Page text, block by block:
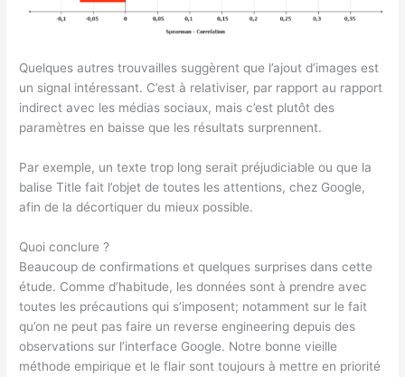
Quelques autres trouvailles suggèrent que l’ajout d’images est
un signal intéressant. C’est à relativiser, par rapport au rapport
indirect avec les médias sociaux, mais c’est plutôt des
paramètres en baisse que les résultats surprennent.
Par exemple, un texte trop long serait préjudiciable ou que la
balise Title fait l’objet de toutes les attentions, chez Google,
afin de la décortiquer du mieux possible.
Quoi conclure ?
Beaucoup de confirmations et quelques surprises dans cette
étude. Comme d’habitude, les données sont à prendre avec
toutes les précautions qui s’imposent; notamment sur le fait
qu’on ne peut pas faire un reverse engineering depuis des
observations sur l’interface Google. Notre bonne vieille
méthode empirique et le flair sont toujours à mettre en priorité